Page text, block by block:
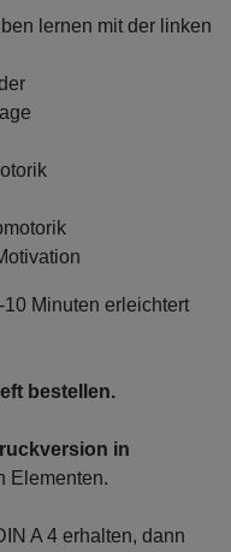
lernen mit der linken
Minuten erleichtert
bestellen.
in
Elementen.
A 4 erhalten, dann